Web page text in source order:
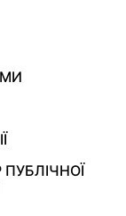
ПУБЛІЧНОЇ